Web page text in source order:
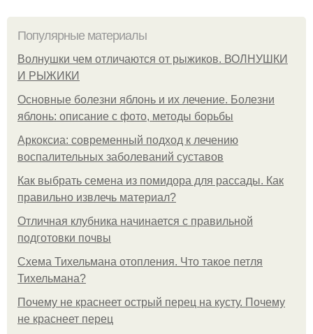
Популярные материалы
Волнушки чем отличаются от рыжиков. ВОЛНУШКИ
И РЫЖИКИ
Основные болезни яблонь и их лечение. Болезни
яблонь: описание с фото, методы борьбы
Аркоксиа: современный подход к лечению
воспалительных заболеваний суставов
Как выбрать семена из помидора для рассады. Как
правильно извлечь материал?
Отличная клубника начинается с правильной
подготовки почвы
Схема Тихельмана отопления. Что такое петля
Тихельмана?
Почему не краснеет острый перец на кусту. Почему
не краснеет перец